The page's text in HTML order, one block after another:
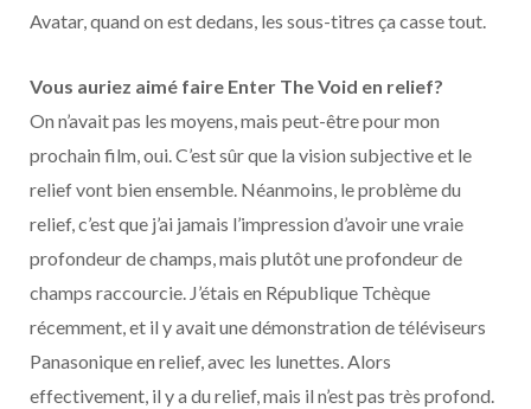
Avatar, quand on est dedans, les sous-titres ça casse tout.
Vous auriez aimé faire Enter The Void en relief?
On n’avait pas les moyens, mais peut-être pour mon
prochain film, oui. C’est sûr que la vision subjective et le
relief vont bien ensemble. Néanmoins, le problème du
relief, c’est que j’ai jamais l’impression d’avoir une vraie
profondeur de champs, mais plutôt une profondeur de
champs raccourcie. J’étais en République Tchèque
récemment, et il y avait une démonstration de téléviseurs
Panasonique en relief, avec les lunettes. Alors
effectivement, il y a du relief, mais il n’est pas très profond.